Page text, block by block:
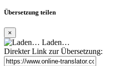
Übersetzung teilen
×
Laden…
Direkter Link zur Übersetzung: